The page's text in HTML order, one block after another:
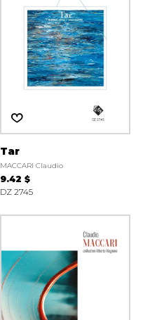
Tar
MACCARI Claudio
9.42 $
DZ 2745